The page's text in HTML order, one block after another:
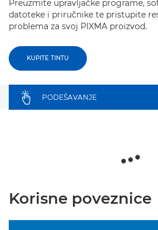
Preuzmite upravljačke programe,
datoteke i priručnike te pristupite
problema za svoj PIXMA proizvod.
KUPITE TINTU
PODEŠAVANJE
Korisne poveznice